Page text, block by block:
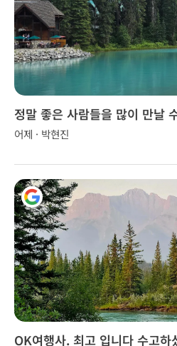
정말 좋은 사람들을 많이 만날
다.
어제 · 박현진
OK여행사. 최고 입니다 수고하